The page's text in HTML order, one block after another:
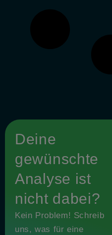
Deine
gewünschte
Analyse ist
nicht dabei?
Kein Problem! Schreib
uns, was für eine